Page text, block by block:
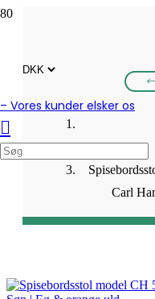
– Vores kunder elsker os
Carl